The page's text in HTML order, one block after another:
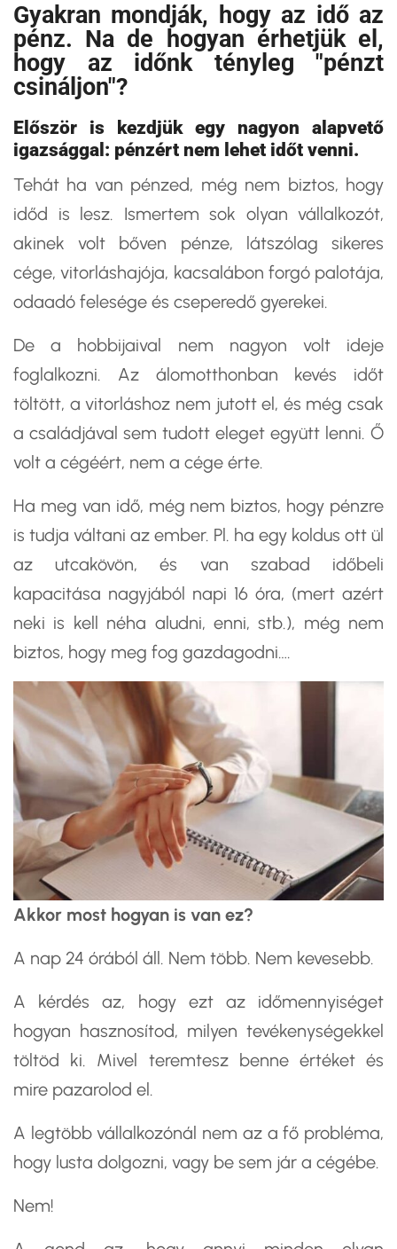
Gyakran mondják, hogy az idő az
pénz. Na de hogyan érhetjük el,
hogy az időnk tényleg "pénzt
csináljon"?
Először is kezdjük egy nagyon alapvető
igazsággal: pénzért nem lehet időt venni.
Tehát ha van pénzed, még nem biztos, hogy
időd is lesz. Ismertem sok olyan vállalkozót,
akinek volt bőven pénze, látszólag sikeres
cége, vitorláshajója, kacsalábon forgó palotája,
odaadó felesége és cseperedő gyerekei.
De a hobbijaival nem nagyon volt ideje
foglalkozni. Az álomotthonban kevés időt
töltött, a vitorláshoz nem jutott el, és még csak
a családjával sem tudott eleget együtt lenni. Ő
volt a cégéért, nem a cége érte.
Ha meg van idő, még nem biztos, hogy pénzre
is tudja váltani az ember. Pl. ha egy koldus ott ül
az utcakövön, és van szabad időbeli
kapacitása nagyjából napi 16 óra, (mert azért
neki is kell néha aludni, enni, stb.), még nem
biztos, hogy meg fog gazdagodni….
Akkor most hogyan is van ez?
A nap 24 órából áll. Nem több. Nem kevesebb.
A kérdés az, hogy ezt az időmennyiséget
hogyan hasznosítod, milyen tevékenységekkel
töltöd ki. Mivel teremtesz benne értéket és
mire pazarolod el.
A legtöbb vállalkozónál nem az a fő probléma,
hogy lusta dolgozni, vagy be sem jár a cégébe.
Nem!